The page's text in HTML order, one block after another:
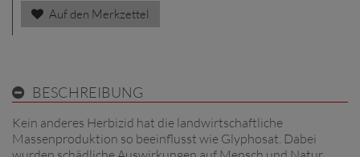
Auf den Merkzettel
BESCHREIBUNG
Kein anderes Herbizid hat die landwirtschaftliche
Massenproduktion so beeinflusst wie Glyphosat. Dabei